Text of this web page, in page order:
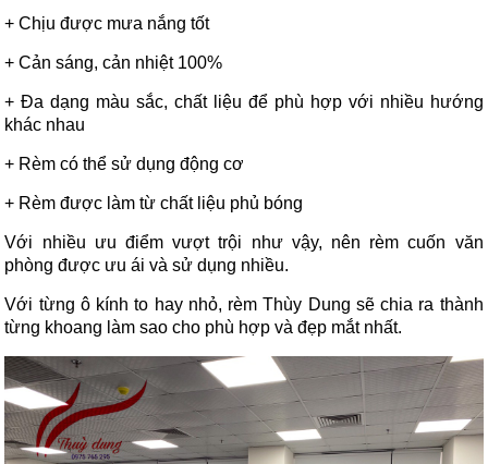
+ Chịu được mưa nắng tốt
+ Cản sáng, cản nhiệt 100%
+ Đa dạng màu sắc, chất liệu để phù hợp với nhiều hướng
khác nhau
+ Rèm có thể sử dụng động cơ
+ Rèm được làm từ chất liệu phủ bóng
Với nhiều ưu điểm vượt trội như vậy, nên rèm cuốn văn
phòng được ưu ái và sử dụng nhiều.
Với từng ô kính to hay nhỏ, rèm Thùy Dung sẽ chia ra thành
từng khoang làm sao cho phù hợp và đẹp mắt nhất.